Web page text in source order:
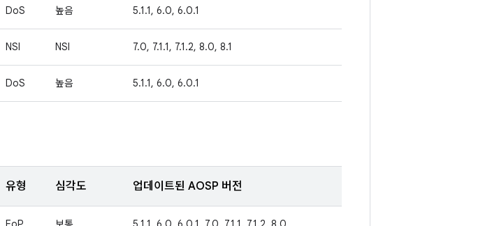
DoS 높음 5.1.1, 6.0, 6.0.1
NSI NSI 7.0, 7.1.1, 7.1.2, 8.0, 8.1
DoS 높음 5.1.1, 6.0, 6.0.1
유형 심각도 업데이트된 AOSP 버전